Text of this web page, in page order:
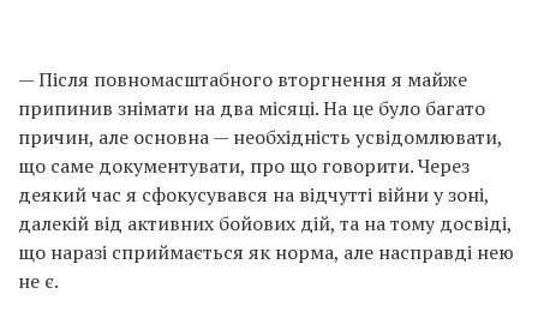
— Після повномасштабного вторгнення я майже
припинив знімати на два місяці. На це було багато
причин, але основна — необхідність усвідомлювати,
що саме документувати, про що говорити. Через
деякий час я сфокусувався на відчутті війни у зоні,
далекій від активних бойових дій, та на тому досвіді,
що наразі сприймається як норма, але насправді нею
не є.